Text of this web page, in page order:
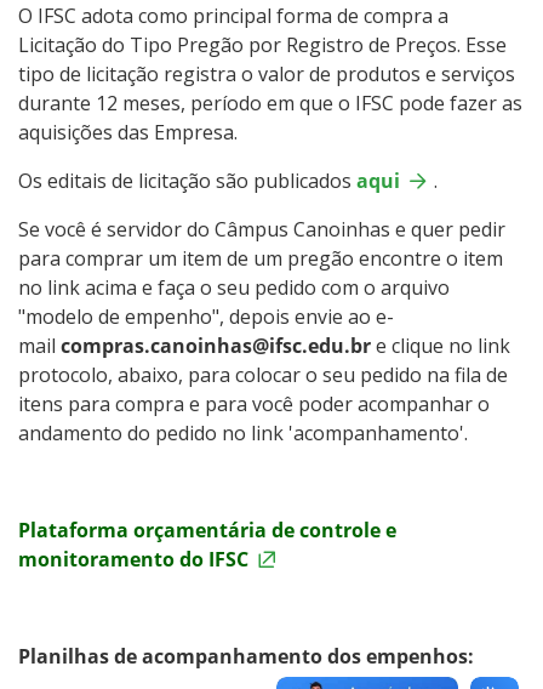
Documentos Norteadores
Trabalhe no IFSC
Acesso à Informação
Ouvidoria
Compras
Visitas Guiadas
O IFSC adota como principal forma de compra a
Licitação do Tipo Pregão por Registro de Preços. Esse
tipo de licitação registra o valor de produtos e serviços
durante 12 meses, período em que o IFSC pode fazer as
aquisições das Empresa.
Os editais de licitação são publicados aqui
.
Se você é servidor do Câmpus Canoinhas e quer pedir
para comprar um item de um pregão encontre o item
no link acima e faça o seu pedido com o arquivo
"modelo de empenho", depois envie ao e-
mail compras.canoinhas@ifsc.edu.bre clique no link
protocolo, abaixo, para colocar o seu pedido na fila de
itens para compra e para você poder acompanhar o
andamento do pedido no link 'acompanhamento'.
Plataforma orçamentária de controle e
monitoramento do IFSC
Planilhas de acompanhamento dos empenhos: